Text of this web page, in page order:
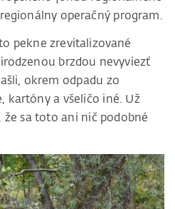
operačný program.
pekne zrevitalizované
brzdou nevyviezť
okrem odpadu zo
kartóny a všeličo iné. Už
sa toto ani nič podobné